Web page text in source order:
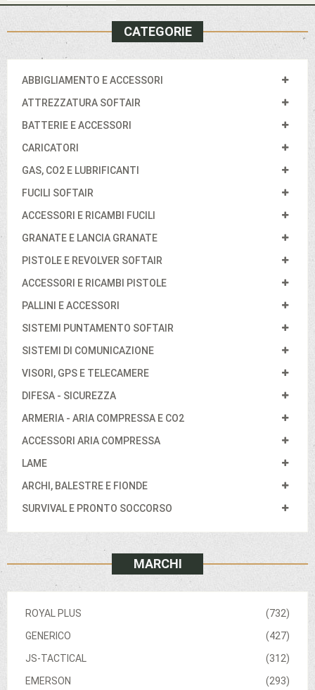
CATEGORIE
ABBIGLIAMENTO E ACCESSORI
ATTREZZATURA SOFTAIR
BATTERIE E ACCESSORI
CARICATORI
GAS, CO2 E LUBRIFICANTI
FUCILI SOFTAIR
ACCESSORI E RICAMBI FUCILI
GRANATE E LANCIA GRANATE
PISTOLE E REVOLVER SOFTAIR
ACCESSORI E RICAMBI PISTOLE
PALLINI E ACCESSORI
SISTEMI PUNTAMENTO SOFTAIR
SISTEMI DI COMUNICAZIONE
VISORI, GPS E TELECAMERE
DIFESA - SICUREZZA
ARMERIA - ARIA COMPRESSA E CO2
ACCESSORI ARIA COMPRESSA
LAME
ARCHI, BALESTRE E FIONDE
SURVIVAL E PRONTO SOCCORSO
MARCHI
(732)
ROYAL PLUS
(427)
GENERICO
(312)
JS-TACTICAL
(293)
EMERSON